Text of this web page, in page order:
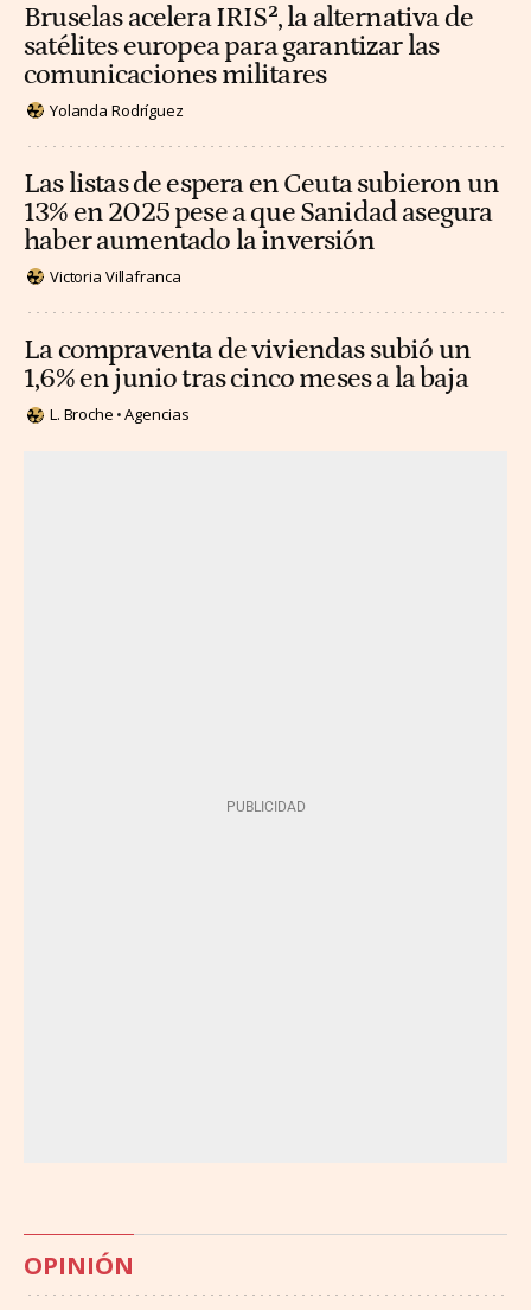
Bruselas acelera IRIS², la alternativa de
satélites europea para garantizar las
comunicaciones militares
Yolanda Rodríguez
Las listas de espera en Ceuta subieron un
13% en 2025 pese a que Sanidad asegura
haber aumentado la inversión
Victoria Villafranca
La compraventa de viviendas subió un
1,6% en junio tras cinco meses a la baja
L. Broche Agencias
OPINIÓN